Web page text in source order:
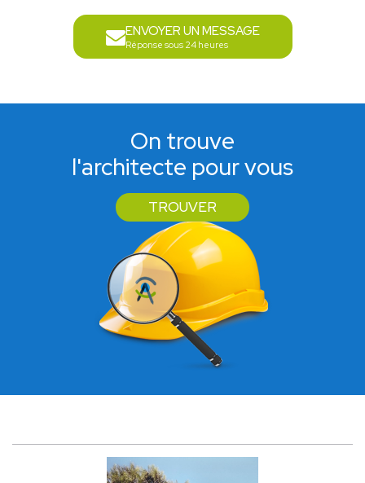
ENVOYER UN MESSAGE
Réponse sous 24 heures
On trouve
l'architecte pour vous
TROUVER